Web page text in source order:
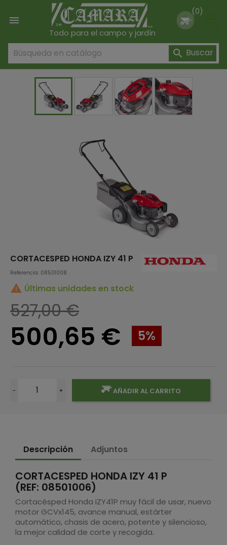

Todo para el campo y jardín
(0)
 Buscar
CORTACESPED HONDA IZY 41 P
Referencia: 08501008
 Últimas unidades en stock
527,00 €
500,65 € 5%
- + AÑADIR AL CARRITO
Descripción Adjuntos
CORTACESPED HONDA IZY 41 P
(REF: 08501006)
Cortacésped Honda IZY41P muy fácil de usar, nuevo
motor GCVx145, avance manual, estárter
automático, chasis de acero, potente y silencioso,
la mejor calidad de corte y recogida.